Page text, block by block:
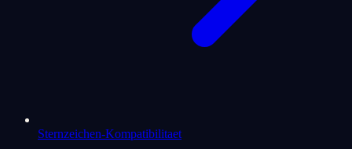
Sternzeichen-Kompatibilitaet